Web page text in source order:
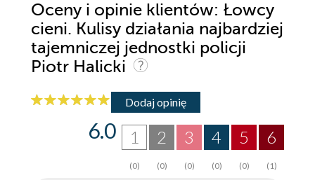
Oceny i opinie klientów: Łowcy
cieni. Kulisy działania najbardziej
tajemniczej jednostki policji
Piotr Halicki
Dodaj opinię
6
(1)
5
(0)
4
(0)
3
(0)
2
(0)
1
(0)
6.0